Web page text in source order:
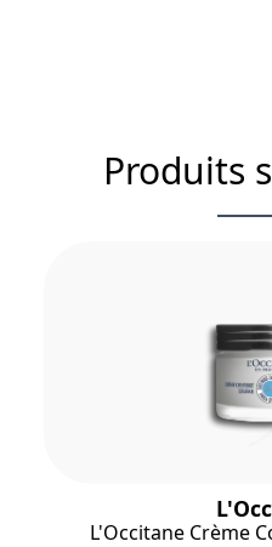
Produits
L'Occitane Crème